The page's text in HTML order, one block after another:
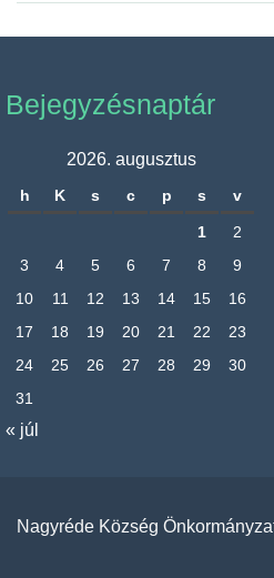
Bejegyzésnaptár
2026. augusztus
h K s c p s v
1
2
3
4 5 6 7 8
9
10
11 12 13 14 15
16
17
18 19 20 21 22
23
24
25 26 27 28 29
30
31
« júl
Nagyréde Község